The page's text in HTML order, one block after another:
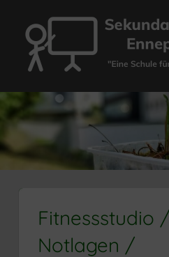
Inhalt
springen
Sekundarschule
Ennepetal
Fitnessstudio
Notlagen /